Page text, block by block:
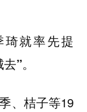
琦就率先提
”。
、桔子等19